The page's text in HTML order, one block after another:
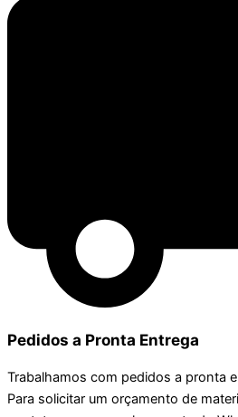
Pedidos a Pronta Entrega
Trabalhamos com pedidos a pronta
Para solicitar um orçamento de